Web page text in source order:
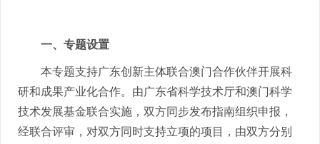
一、专题设置
本专题支持广东创新主体联合澳门合作伙伴开展科
研和成果产业化合作。由广东省科学技术厅和澳门科学
技术发展基金联合实施，双方同步发布指南组织申报，
经联合评审，对双方同时支持立项的项目，由双方分别